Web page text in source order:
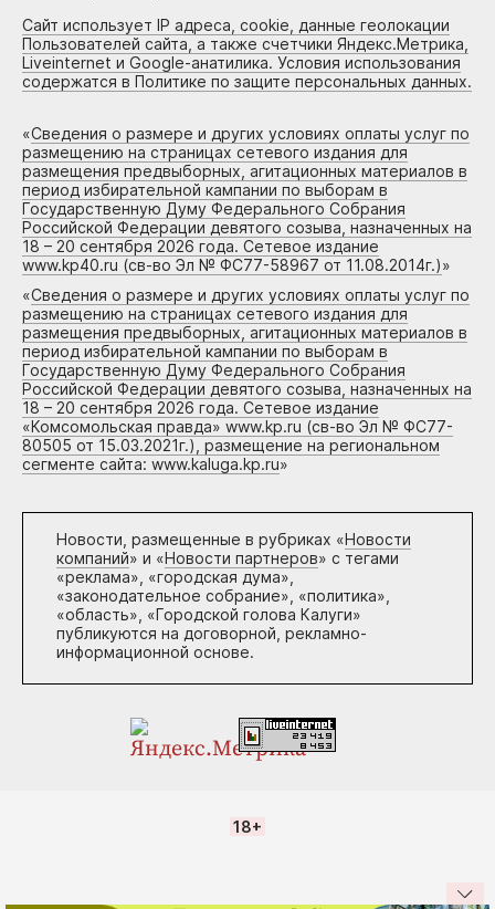
Сайт использует IP адреса, cookie, данные геолокации
Пользователей сайта, а также счетчики Яндекс.Метрика,
Liveinternet и Google-анатилика. Условия использования
содержатся в Политике по защите персональных данных.
«Сведения о размере и других условиях оплаты услуг по
размещению на страницах сетевого издания для
размещения предвыборных, агитационных материалов в
период избирательной кампании по выборам в
Государственную Думу Федерального Собрания
Российской Федерации девятого созыва, назначенных на
18 – 20 сентября 2026 года. Сетевое издание
www.kp40.ru (св-во Эл № ФС77-58967 от 11.08.2014г.)»
«Сведения о размере и других условиях оплаты услуг по
размещению на страницах сетевого издания для
размещения предвыборных, агитационных материалов в
период избирательной кампании по выборам в
Государственную Думу Федерального Собрания
Российской Федерации девятого созыва, назначенных на
18 – 20 сентября 2026 года. Сетевое издание
«Комсомольская правда» www.kp.ru (св-во Эл № ФС77-
80505 от 15.03.2021г.), размещение на региональном
сегменте сайта: www.kaluga.kp.ru»
Новости, размещенные в рубриках «Новости
компаний» и «Новости партнеров» с тегами
«реклама», «городская дума»,
«законодательное собрание», «политика»,
«область», «Городской голова Калуги»
публикуются на договорной, рекламно-
информационной основе.
18+